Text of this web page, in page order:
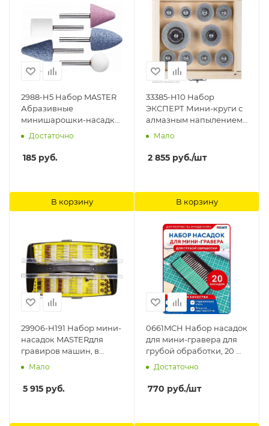
2988-H5 Набор MASTER
Абразивные
минишарошки-насадки
для гравера и дрели,
хвостовик d 3,2мм, 5
предм. Stayer
Достаточно
185 руб.
В корзину
33385-H10 Набор
ЭКСПЕРТ Мини-круги с
алмазным напылением
на шпильке, дерев. бокс,
3мм, 10 предм Зубр
Мало
2 855 руб./шт
В корзину
29906-H191 Набор мини-
насадок MASTERдля
гравиров машин, в
пластик боксе, гибкий
гравёра,191 предм Stayer
Мало
5 915 руб.
0661MCH Набор насадок
для мини-гравера для
грубой обработки, 20 шт
MACHETE
Достаточно
770 руб./шт